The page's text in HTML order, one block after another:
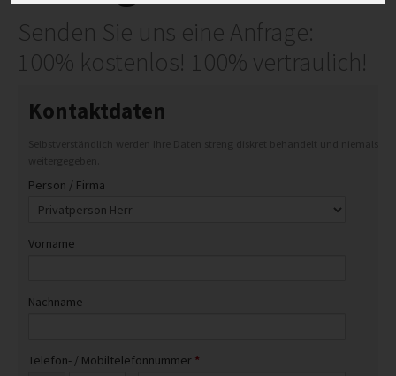
ABLAUF
REFERENZEN
IMPRESSUM
AGB
DATENSCHUTZ
WIDERRUFSBELEHRUNG
STANDORTE
Senden Sie uns eine Anfrage:
100% kostenlos! 100% vertraulich!
Kontaktdaten
Person / Firma
Vorname
Nachname
Telefon- / Mobiltelefonnummer *